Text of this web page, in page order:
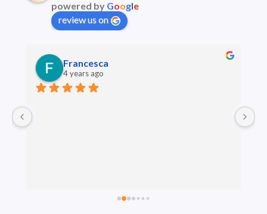
powered by Google
review us on
Francesca
4 years ago